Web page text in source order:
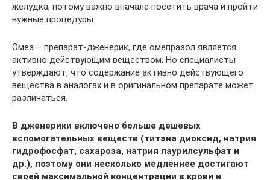
желудка, потому важно вначале посетить врача и пройти
нужные процедуры.
Омез – препарат-дженерик, где омепразол является
активно действующим веществом. Но специалисты
утверждают, что содержание активно действующего
вещества в аналогах и в оригинальном препарате может
различаться.
В дженерики включено больше дешевых
вспомогательных веществ (титана диоксид, натрия
гидрофосфат, сахароза, натрия лаурилсульфат и
др.), поэтому они несколько медленнее достигают
своей максимальной концентрации в крови и